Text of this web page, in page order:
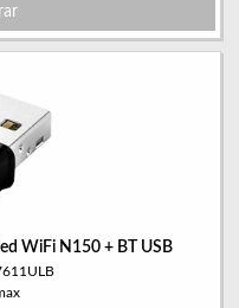
WiFi N150 + BT USB